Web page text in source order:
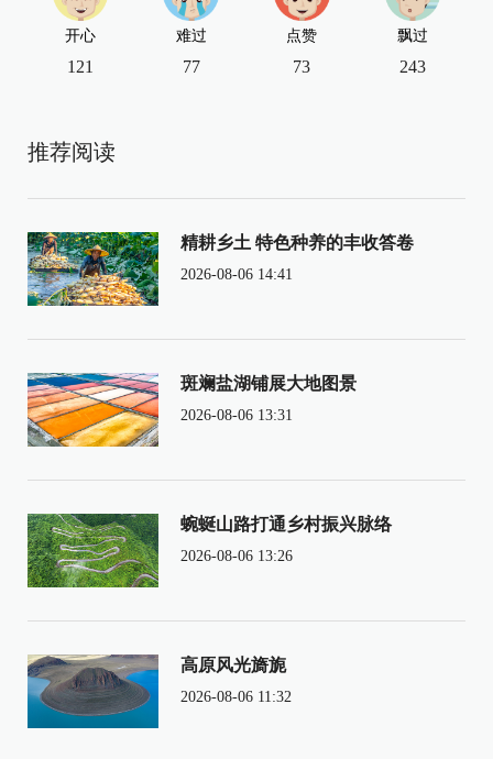
开心
121
难过
77
点赞
73
飘过
243
推荐阅读
精耕乡土 特色种养的丰收答卷
2026-08-06 14:41
斑斓盐湖铺展大地图景
2026-08-06 13:31
蜿蜒山路打通乡村振兴脉络
2026-08-06 13:26
高原风光旖旎
2026-08-06 11:32